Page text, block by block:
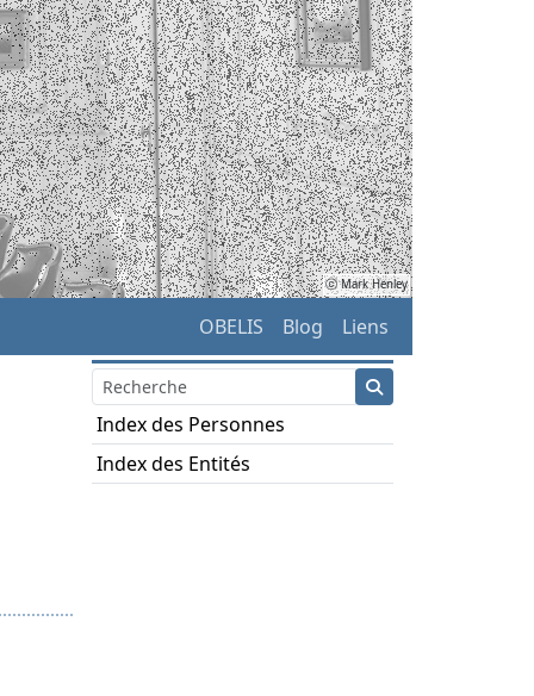
ⓒ Mark Henley
OBELIS Blog Liens
Index des Personnes
Index des Entités